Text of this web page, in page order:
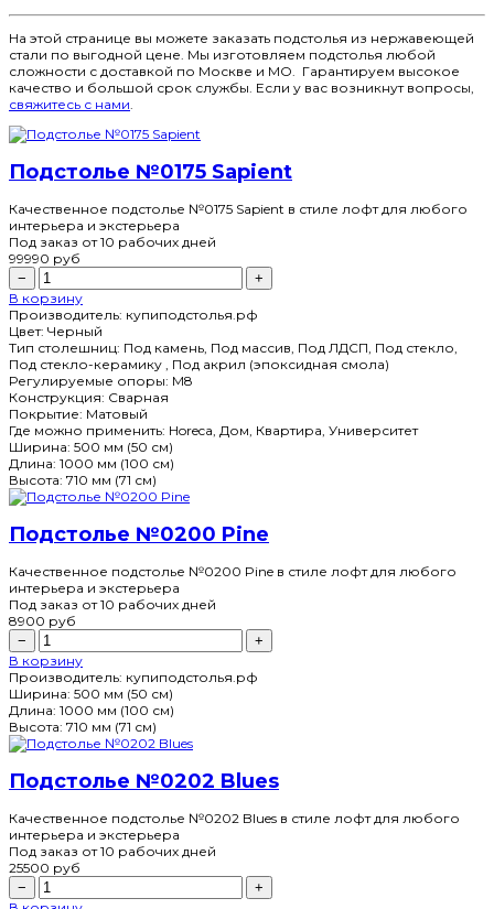
На этой странице вы можете заказать подстолья из нержавеющей
стали по выгодной цене. Мы изготовляем подстолья любой
сложности с доставкой по Москве и МО. Гарантируем высокое
качество и большой срок службы. Если у вас возникнут вопросы,
свяжитесь с нами
Подстолье №0175 Sapient
Качественное подстолье №0175 Sapient в стиле лофт для любого
интерьера и экстерьера
Под заказ от 10 рабочих дней
99990 руб
−
+
В корзину
Производитель: купиподстолья.рф
Цвет: Черный
Тип столешниц: Под камень, Под массив, Под ЛДСП, Под стекло,
Под стекло-керамику , Под акрил (эпоксидная смола)
Регулируемые опоры: M8
Конструкция: Сварная
Покрытие: Матовый
Где можно применить: Horeca, Дом, Квартира, Университет
Ширина: 500 мм (50 см)
Длина: 1000 мм (100 см)
Высота: 710 мм (71 см)
Подстолье №0200 Pine
Качественное подстолье №0200 Pine в стиле лофт для любого
интерьера и экстерьера
Под заказ от 10 рабочих дней
8900 руб
−
+
В корзину
Производитель: купиподстолья.рф
Ширина: 500 мм (50 см)
Длина: 1000 мм (100 см)
Высота: 710 мм (71 см)
Подстолье №0202 Blues
Качественное подстолье №0202 Blues в стиле лофт для любого
интерьера и экстерьера
Под заказ от 10 рабочих дней
25500 руб
−
+